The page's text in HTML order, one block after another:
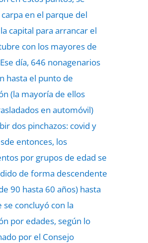
en el parque del
capital para arrancar el
con los mayores de
día, 646 nonagenarios
hasta el punto de
(la mayoría de ellos
en automóvil)
dos pinchazos: covid y
entonces, los
por grupos de edad se
de forma descendente
90 hasta 60 años) hasta
se concluyó con la
por edades, según lo
por el Consejo